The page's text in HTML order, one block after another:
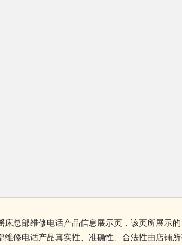
总部维修电话产品信息展示页，该页所展示
修电话产品真实性、准确性、合法性由店铺